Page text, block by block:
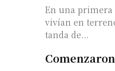
En una primera
vivían en terrenos
tanda de...